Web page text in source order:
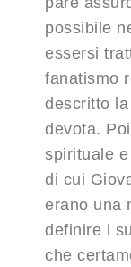
possibile
essersi
fanatismo
descritto
devota.
spirituale e
di cui
erano una
definire i
che